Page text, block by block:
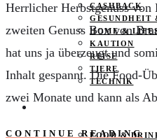
CASHBACK
GESUNDHEIT
HOME &
KAUTION
REISE
TIERE
TECHNIK
FOOD &
Herrlicher Herbstgenuss von
zweiten Genuss Box von
hat uns ja überzeugt und
Inhalt gespannt. Die Food-
zwei Monate und kann als
CONTINUE READING